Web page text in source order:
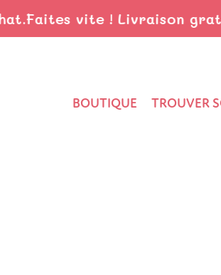
vite ! Livraison
BOUTIQUE TROUVER